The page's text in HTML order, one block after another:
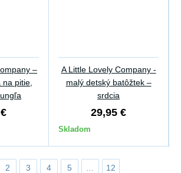
–
pitie,
A Little Lovely Company -
malý detský batôžtek –
srdcia
29,95 €
Skladom
2 3 4 5 12